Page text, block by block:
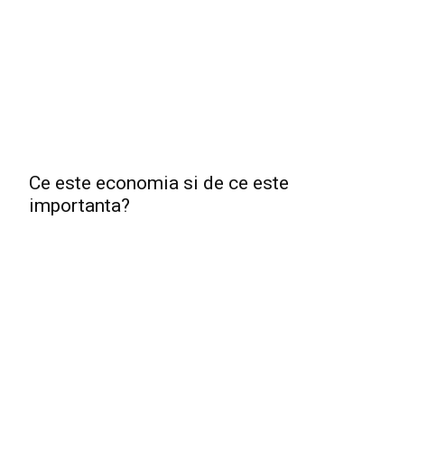
Ce este economia si de ce este
importanta?